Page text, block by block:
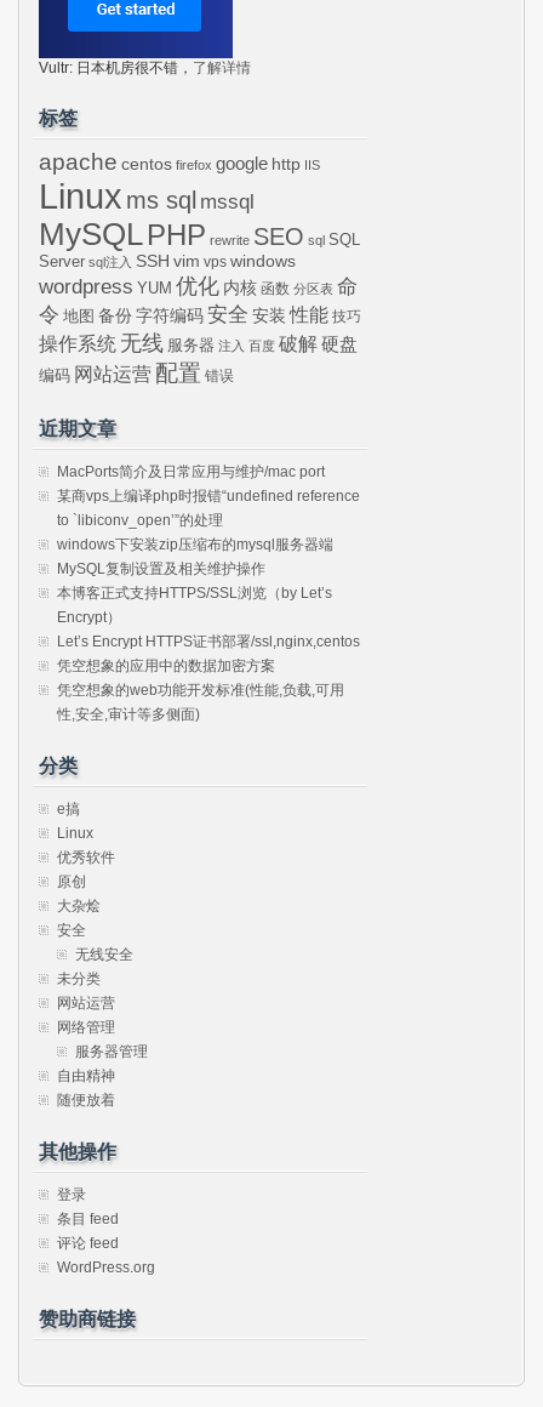
Vultr: 日本机房很不错， 了解详情
标签
apache centos firefox google http IIS
Linux ms sql mssql
MySQLPHP rewrite SEO sql SQL
Server sql注入 SSH vim vps windows
wordpress YUM 优化 内核 函数 分区表 命
令 地图 备份 字符编码 安全 安装 性能 技巧
操作系统 无线 服务器 注入 百度 破解硬盘
编码 网站运营 配置 错误
近期文章
MacPorts简介及日常应用与维护/mac port
某商vps上编译php时报错“undefined reference
to `libiconv_open’”的处理
windows下安装zip压缩布的mysql服务器端
MySQL复制设置及相关维护操作
本博客正式支持HTTPS/SSL浏览（by Let’s
Encrypt）
Let’s Encrypt HTTPS证书部署/ssl,nginx,centos
凭空想象的应用中的数据加密方案
凭空想象的web功能开发标准(性能,负载,可用
性,安全,审计等多侧面)
分类
e搞
Linux
优秀软件
原创
大杂烩
安全
无线安全
未分类
网站运营
网络管理
服务器管理
自由精神
随便放着
其他操作
登录
条目 feed
评论 feed
WordPress.org
赞助商链接